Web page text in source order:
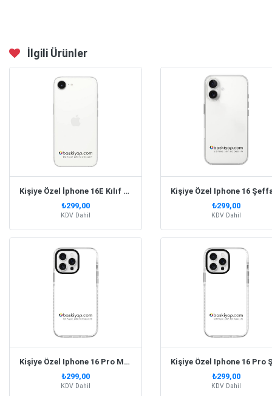
İlgili Ürünler
Kişiye Özel İphone 16E Kılıf Süper Silikon Kapak
₺299,00
KDV Dahil
₺299,00
KDV Dahil
Kişiye Özel Iphone 16 Pro Max Şeffaf Silikon Telefon Kılıfı
₺299,00
KDV Dahil
₺299,00
KDV Dahil